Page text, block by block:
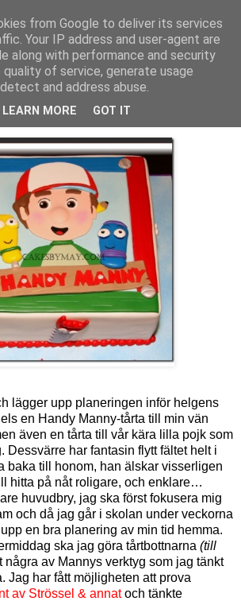
2011
lägger upp planeringen inför helgens
en Handy Manny-tårta till min vän
även en tårta till vår kära lilla pojk som
Dessvärre har fantasin flytt fältet helt i
baka till honom, han älskar visserligen
hitta på nåt roligare, och enklare…
huvudbry, jag ska först fokusera mig
och då jag går i skolan under veckorna
en bra planering av min tid hemma.
ska jag göra tårtbottnarna (till
några av Mannys verktyg som jag tänkt
Jag har fått möjligheten att prova
av Strössel & annatoch tänkte
from Google to deliver its services
Your IP address and user-agent are
along with performance and security
of service, generate usage
and address abuse.
LEARN MORE GOT IT